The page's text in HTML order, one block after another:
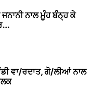
ਜਨਾਨੀ ਨਾਲ ਮੂੰਹ ਬੰਨ੍ਹ ਕੇ
ਵਾ/ਰਦਾਤ, ਗੋ/ਲੀਆਂ ਨਾਲ